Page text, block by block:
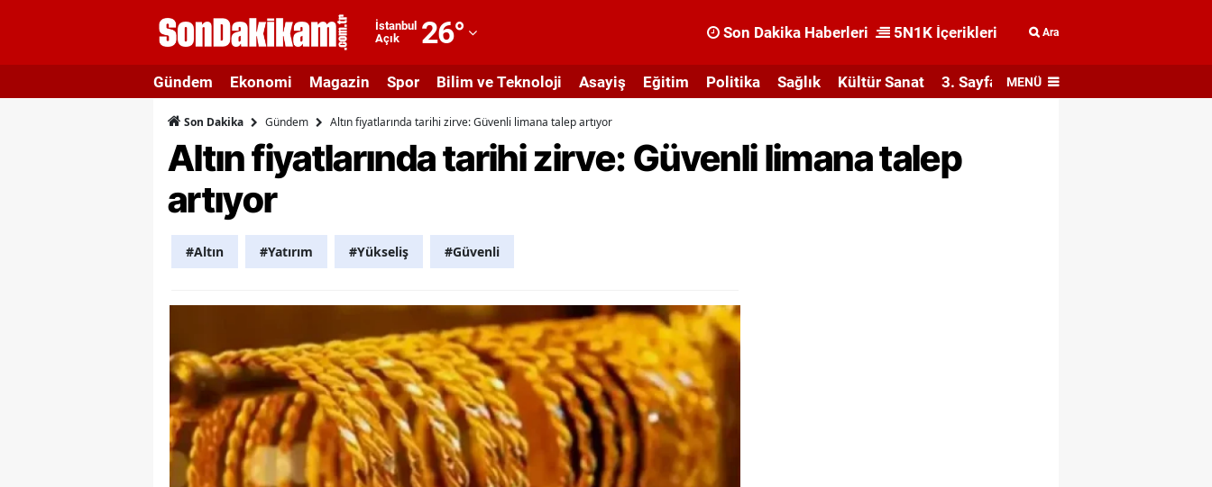
İstanbul
Açık
26°
Adıyaman
Afyonkarahisar
Ağrı
Ankara
Artvin
Aydın
Balıkesir
Bilecik
Bingöl
Son Dakika Haberleri 5N1K İçerikleri Ara
Gündem Ekonomi Magazin Spor Bilim ve Teknoloji Asayiş Eğitim Politika Sağlık Kültür Sanat 3. Sayfa MENÜ
Son Dakika Gündem Altın fiyatlarında tarihi zirve: Güvenli limana talep artıyor
Altın fiyatlarında tarihi zirve: Güvenli limana talep
artıyor
#Altın #Yatırım #Yükseliş #Güvenli